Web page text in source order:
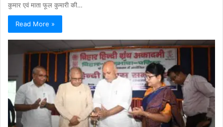
कुमार एवं माता फूल कुमारी की…
Read More »